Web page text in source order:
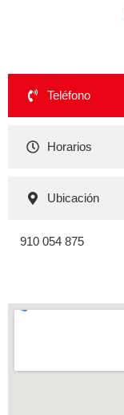
Teléfono
Horarios
Ubicación
910 054 875